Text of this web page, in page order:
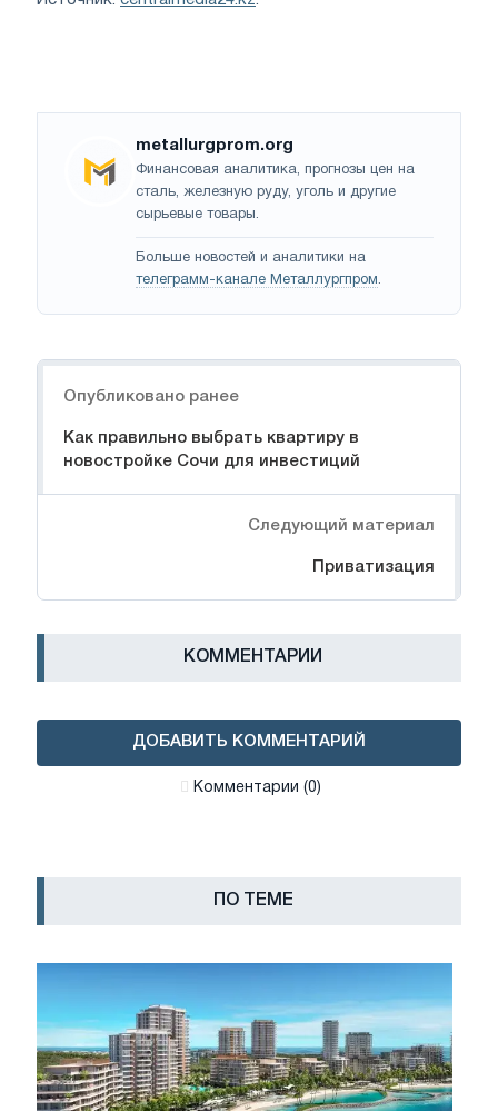
metallurgprom.org
Финансовая аналитика, прогнозы цен на
сталь, железную руду, уголь и другие
сырьевые товары.
Больше новостей и аналитики на
телеграмм-канале Металлургпром.
Опубликовано ранее
Как правильно выбрать квартиру в
новостройке Сочи для инвестиций
Следующий материал
Приватизация
КОММЕНТАРИИ
ДОБАВИТЬ КОММЕНТАРИЙ
Комментарии (0)
ПО ТЕМЕ